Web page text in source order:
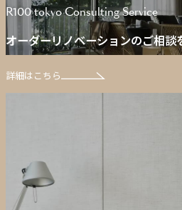
R100 tokyo Consulting Service
オーダーリノベーションのご相談
詳細はこちら